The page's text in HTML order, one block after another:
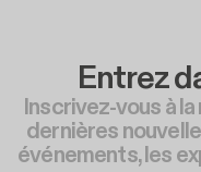
Entrez
Inscrivez-vous à
dernières
événements, les